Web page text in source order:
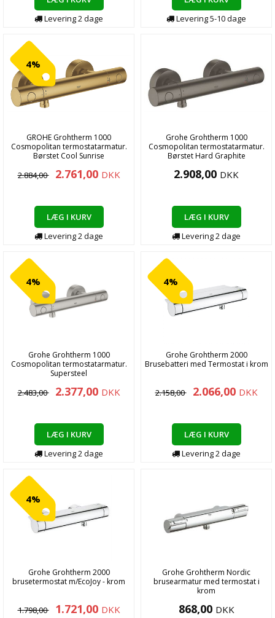
Levering2dage
Levering5-10dage
4%
GROHE Grohtherm 1000
Cosmopolitan termostatarmatur.
Børstet Cool Sunrise
2.884,00 2.761,00 DKK
LÆG I KURV
Levering2dage
Grohe Grohtherm 1000
Cosmopolitan termostatarmatur.
Børstet Hard Graphite
2.908,00 DKK
LÆG I KURV
Levering2dage
4%
Grohe Grohtherm 1000
Cosmopolitan termostatarmatur.
Supersteel
2.483,00 2.377,00 DKK
LÆG I KURV
Levering2dage
4%
Grohe Grohtherm 2000
Brusebatteri med Termostat i krom
2.158,00 2.066,00 DKK
LÆG I KURV
Levering2dage
4%
Grohe Grohtherm 2000
brusetermostat m/EcoJoy - krom
1.798,00 1.721,00 DKK
Grohe Grohtherm Nordic
brusearmatur med termostat i
krom
868,00 DKK